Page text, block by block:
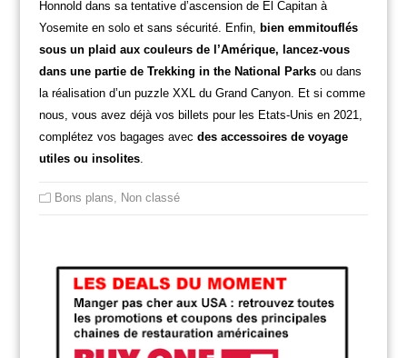
Honnold dans sa tentative d’ascension de El Capitan à
Yosemite en solo et sans sécurité. Enfin,
bien emmitouflés
sous un plaid aux couleurs de l’Amérique, lancez-vous
dans une partie de Trekking in the National Parksou dans
la réalisation d’un puzzle XXL du Grand Canyon. Et si comme
nous, vous avez déjà vos billets pour les Etats-Unis en 2021,
complétez vos bagages avec des accessoires de voyage
utiles ou insolites.
Bons plans Non classé